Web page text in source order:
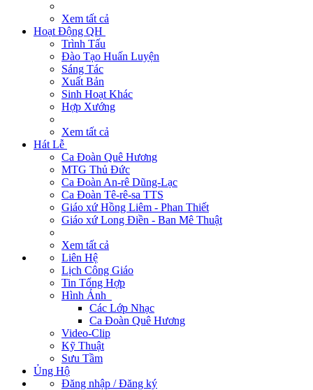
Xem tất cả
Hoạt Động QH
Trình Tấu
Đào Tạo Huấn Luyện
Sáng Tác
Xuất Bản
Sinh Hoạt Khác
Hợp Xướng
Xem tất cả
Hát Lễ
Ca Đoàn Quê Hương
MTG Thủ Đức
Ca Đoàn An-rê Dũng-Lạc
Ca Đoàn Tê-rê-sa TTS
Giáo xứ Hồng Liêm - Phan Thiết
Giáo xứ Long Điền - Ban Mê Thuật
Xem tất cả
Liên Hệ
Lịch Công Giáo
Tin Tổng Hợp
Hình Ảnh
Các Lớp Nhạc
Ca Đoàn Quê Hương
Video-Clip
Kỹ Thuật
Sưu Tầm
Ủng Hộ
Đăng nhập / Đăng ký